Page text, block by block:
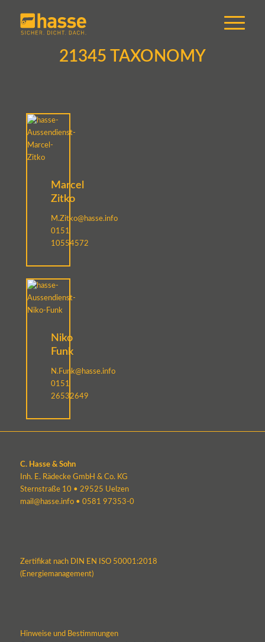
21345 TAXONOMY
Marcel
Zitko
M.Zitko@hasse.info
0151
10554572
Niko
Funk
N.Funk@hasse.info
0151
26532649
C. Hasse & Sohn
Inh. E. Rädecke GmbH & Co. KG
Sternstraße 10 • 29525 Uelzen
mail@hasse.info• 0581 97353-0
Zertifikat nach DIN EN ISO 50001:2018
(Energiemanagement)
Hinweise und Bestimmungen